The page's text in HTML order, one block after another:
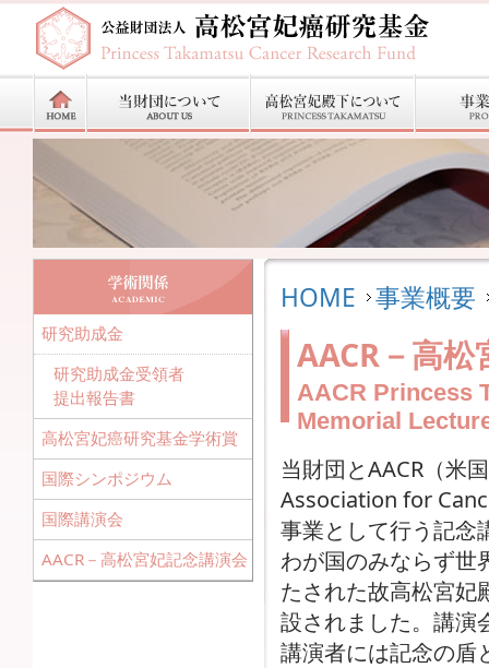
HOME 事業概要
AACR－高
AACR Princess
Memorial
当財団とAACR（米
Association for
事業として行う記念
わが国のみならず世
たされた故高松宮妃
設されました。講演
講演者には記念の盾
研究助成金
研究助成金受領者
提出報告書
高松宮妃癌研究基金学術賞
国際シンポジウム
国際講演会
AACR－高松宮妃記念講演会